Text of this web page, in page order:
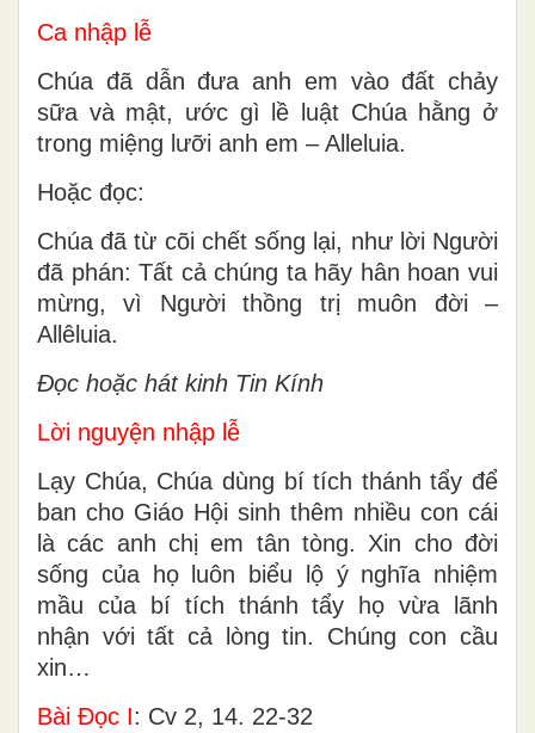
Ca nhập lễ
Chúa đã dẫn đưa anh em vào đất chảy
sữa và mật, ước gì lề luật Chúa hằng ở
trong miệng lưỡi anh em – Alleluia.
Hoặc đọc:
Chúa đã từ cõi chết sống lại, như lời Người
đã phán: Tất cả chúng ta hãy hân hoan vui
mừng, vì Người thồng trị muôn đời –
Allêluia.
Ðọc hoặc hát kinh Tin Kính
Lời nguyện nhập lễ
Lạy Chúa, Chúa dùng bí tích thánh tẩy để
ban cho Giáo Hội sinh thêm nhiều con cái
là các anh chị em tân tòng. Xin cho đời
sống của họ luôn biểu lộ ý nghĩa nhiệm
mầu của bí tích thánh tẩy họ vừa lãnh
nhận với tất cả lòng tin. Chúng con cầu
xin…
Bài Ðọc I: Cv 2, 14. 22-32